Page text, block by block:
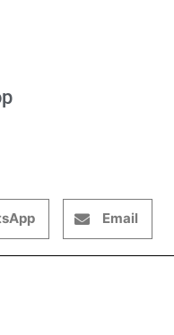
Email